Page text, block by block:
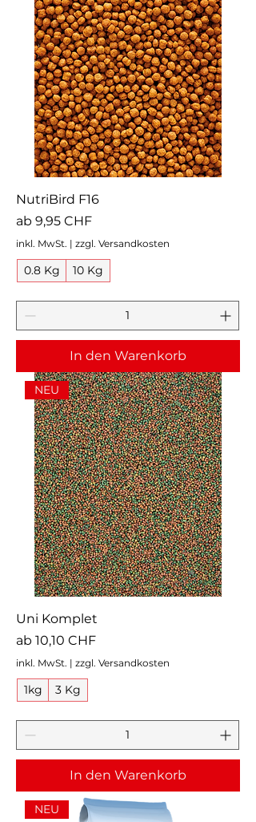
NutriBird F16
ab 9,95 CHF
Sale-Preis
inkl. MwSt. | zzgl. Versandkosten
0.8 Kg 10 Kg
In den Warenkorb
NEU
Uni Komplet
ab 10,10 CHF
Sale-Preis
inkl. MwSt. | zzgl. Versandkosten
1kg 3 Kg
In den Warenkorb
NEU